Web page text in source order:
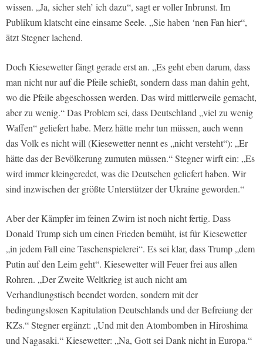
wissen. „Ja, sicher steh’ ich dazu“, sagt er voller Inbrunst. Im
Publikum klatscht eine einsame Seele. „Sie haben ‘nen Fan hier“,
ätzt Stegner lachend.
Doch Kiesewetter fängt gerade erst an. „Es geht eben darum, dass
man nicht nur auf die Pfeile schießt, sondern dass man dahin geht,
wo die Pfeile abgeschossen werden. Das wird mittlerweile gemacht,
aber zu wenig.“ Das Problem sei, dass Deutschland „viel zu wenig
Waffen“ geliefert habe. Merz hätte mehr tun müssen, auch wenn
das Volk es nicht will (Kiesewetter nennt es „nicht versteht“): „Er
hätte das der Bevölkerung zumuten müssen.“ Stegner wirft ein: „Es
wird immer kleingeredet, was die Deutschen geliefert haben. Wir
sind inzwischen der größte Unterstützer der Ukraine geworden.“
Aber der Kämpfer im feinen Zwirn ist noch nicht fertig. Dass
Donald Trump sich um einen Frieden bemüht, ist für Kiesewetter
„in jedem Fall eine Taschenspielerei“. Es sei klar, dass Trump „dem
Putin auf den Leim geht“. Kiesewetter will Feuer frei aus allen
Rohren. „Der Zweite Weltkrieg ist auch nicht am
Verhandlungstisch beendet worden, sondern mit der
bedingungslosen Kapitulation Deutschlands und der Befreiung der
KZs.“ Stegner ergänzt: „Und mit den Atombomben in Hiroshima
und Nagasaki.“ Kiesewetter: „Na, Gott sei Dank nicht in Europa.“